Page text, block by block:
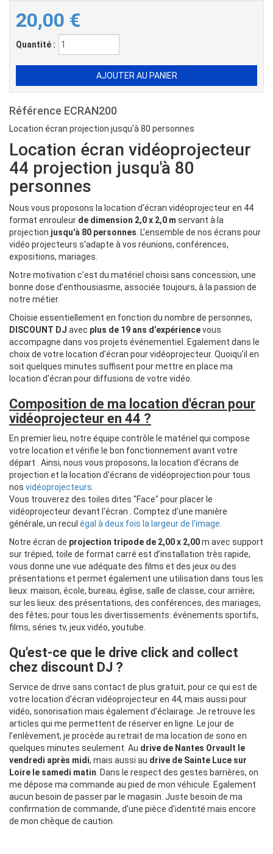
20,00 €
Quantité :
Référence ECRAN200
Location écran projection jusqu'à 80 personnes
Location écran vidéoprojecteur
44 projection jusqu'à 80
personnes
Nous vous proposons la location d'écran vidéoprojecteur en 44
format enrouleur de dimension 2,0 x 2,0 m servant à la
projection jusqu'à 80 personnes. L'ensemble de nos écrans pour
vidéo projecteurs s'adapte à vos réunions, conférences,
expositions, mariages.
Notre motivation c’est du matériel choisi sans concession, une
bonne dose d’enthousiasme, associée toujours, à la passion de
notre métier.
Choisie essentiellement en fonction du nombre de personnes,
DISCOUNT DJ avec plus de 19 ans d’expériencevous
accompagne dans vos projets événementiel. Egalement dans le
choix de votre location d'écran pour vidéoprojecteur. Quoiqu'il en
soit quelques minutes suffisent pour mettre en place ma
location d'écran pour diffusions de votre vidéo.
Composition de ma location d'écran pour
vidéoprojecteur en 44 ?
En premier lieu, notre équipe contrôle le matériel qui compose
votre location et vérifie le bon fonctionnement avant votre
départ . Ainsi, nous vous proposons, la location d'écrans de
projection et la location d'écrans de vidéoprojection pour tous
nos vidéoprojecteurs.
Vous trouverez des toiles dites "Face" pour placer le
vidéoprojecteur devant l'écran . Comptez d'une manière
générale, un recul égal à deux fois la largeur de l'image.
Notre écran de projection tripode de 2,00 x 2,00m avec support
sur trépied, toile de format carré est d’installation très rapide,
vous donne une vue adéquate des films et des jeux ou des
présentations et permet également une utilisation dans tous les
lieux: maison, école, bureau, église, salle de classe, cour arrière;
sur les lieux: des présentations, des conférences, des mariages,
des fêtes; pour tous les divertissements: événements sportifs,
films, séries tv, jeux vidéo, youtube.
Qu'est-ce que le drive click and collect
chez discount DJ ?
Service de drive sans contact de plus gratuit, pour ce qui est de
votre location d'écran vidéoprojecteur en 44, mais aussi pour
vidéo, sonorisation mais également d'éclairage. Je retrouve les
articles qui me permettent de réserver en ligne. Le jour de
l’enlèvement, je procède au retrait de ma location de sono en
quelques minutes seulement. Au drive de Nantes Orvault le
vendredi après midi, mais aussi au drive de Sainte Luce sur
Loire le samedi matin. Dans le respect des gestes barrières, on
me dépose ma commande au pied de mon véhicule. Egalement
aucun besoin de passer par le magasin. Juste besoin de ma
confirmation de commande, d’une pièce d’identité mais encore
de mon chèque de caution.